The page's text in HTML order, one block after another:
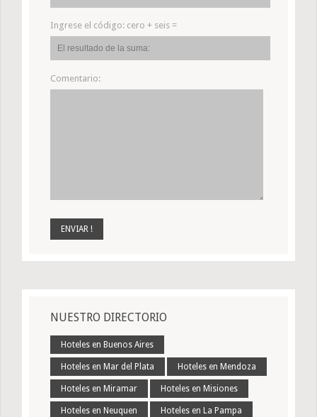
Ingrese el código: cero + seis =
Comentario:
NUESTRO DIRECTORIO
Hoteles en Buenos Aires
Hoteles en Mar del Plata Hoteles en Mendoza
Hoteles en Miramar Hoteles en Misiones
Hoteles en Neuquen Hoteles en La Pampa